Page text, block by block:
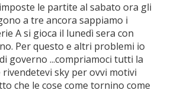
le partite al sabato ora gli
a tre ancora sappiamo i
A si gioca il lunedì sera con
Per questo e altri problemi io
governo ...compriamoci tutti la
rivendetevi sky per ovvi motivi
che le cose come tornino come